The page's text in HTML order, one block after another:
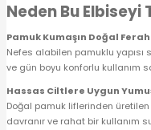
Neden Bu Elbiseyi
Pamuk Kumaşın Doğal
Nefes alabilen pamuklu
ve gün boyu konforlu kullanım
Hassas Ciltlere Uygun
Doğal pamuk liflerinden
davranır ve rahat bir kullanım